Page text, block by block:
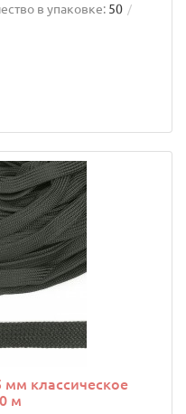
в упаковке: 50
классическое
м